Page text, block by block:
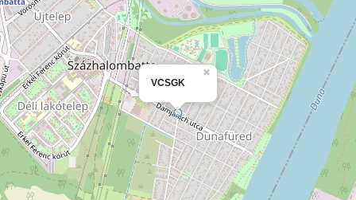
VCSGK